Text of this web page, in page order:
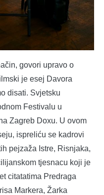
govori upravo o
je esej Davora
disati. Svjetsku
Festivalu u
Zagreb Doxu. U ovom
ispreliću se kadrovi
pejzaža Istre, Risnjaka,
tjesnacu koji je
citatatima Predraga
Markera, Žarka